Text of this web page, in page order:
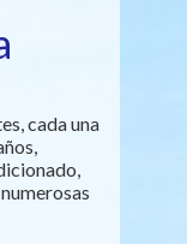
cada una